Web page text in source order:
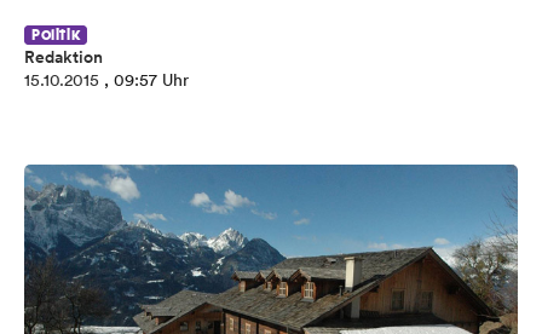
Politik
Redaktion
15.10.2015 , 09:57 Uhr